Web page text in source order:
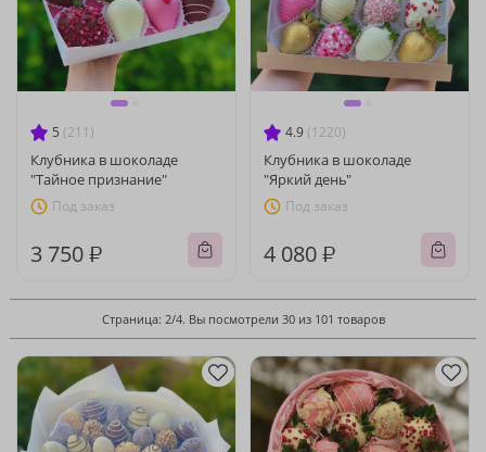
5 (211)
Клубника в шоколаде
"Тайное признание"
Под заказ
3 750 ₽
4.9 (1220)
Клубника в шоколаде
"Яркий день"
Под заказ
4 080 ₽
Страница: 2/4. Вы посмотрели 30 из 101 товаров